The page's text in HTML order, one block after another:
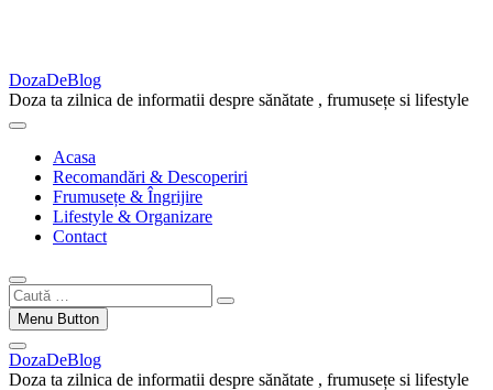
DozaDeBlog
Doza ta zilnica de informatii despre sănătate , frumusețe si lifestyle
Acasa
Recomandări & Descoperiri
Frumusețe & Îngrijire
Lifestyle & Organizare
Contact
Caută
…Menu Button
DozaDeBlog
Doza ta zilnica de informatii despre sănătate , frumusețe si lifestyle